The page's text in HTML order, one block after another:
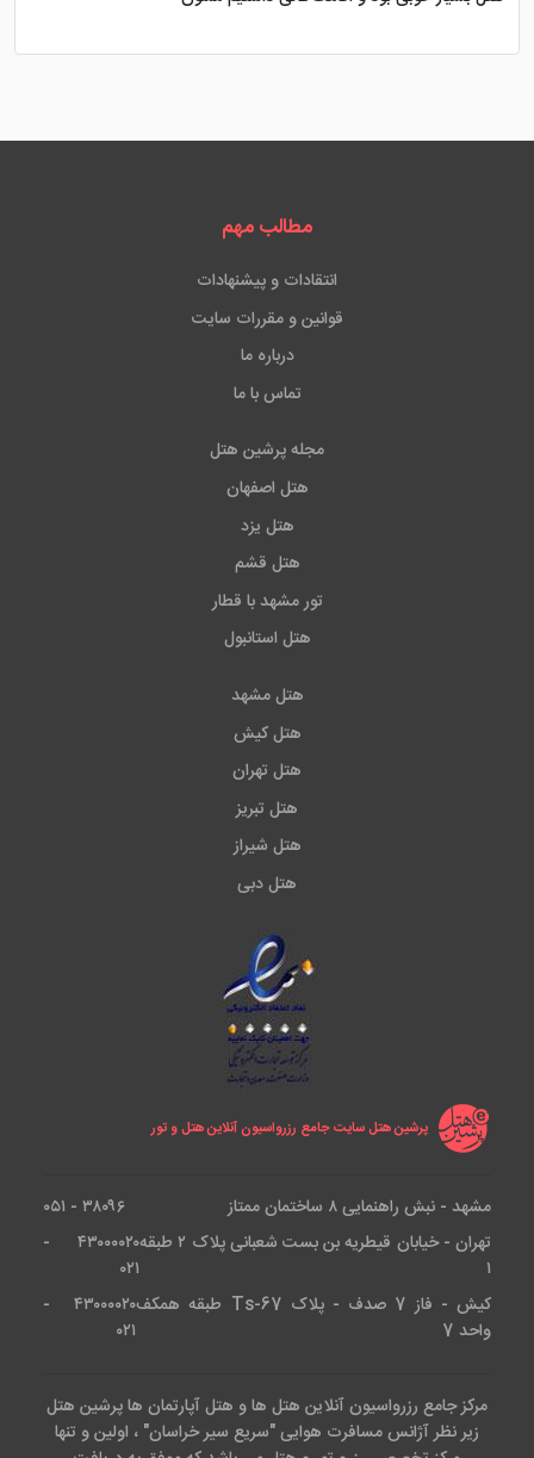
مطالب مهم
انتقادات و پیشنهادات
قوانین و مقررات سایت
درباره ما
تماس با ما
مجله پرشین هتل
هتل اصفهان
هتل یزد
هتل قشم
تور مشهد با قطار
هتل استانبول
هتل مشهد
هتل کیش
هتل تهران
هتل تبریز
هتل شیراز
هتل دبی
پرشین هتل سایت جامع رزرواسیون آنلاین هتل و تور
مشهد - نبش راهنمایی ۸ ساختمان ممتاز
۳۸۰۹۶ - ۰۵۱
تهران - خیابان قیطریه بن بست شعبانی پلاک ۲ طبقه
۱
۴۳۰۰۰۰۲۰ -
۰۲۱
کیش - فاز 7 صدف - پلاک Ts-67 طبقه همکف
واحد 7
۴۳۰۰۰۰۲۰ -
۰۲۱
مرکز جامع رزرواسیون آنلاین هتل ها و هتل آپارتمان ها پرشین هتل
زیر نظر آژانس مسافرت هوایی "سریع سیر خراسان" ، اولین و تنها